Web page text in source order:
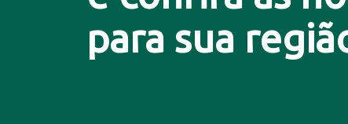
para sua